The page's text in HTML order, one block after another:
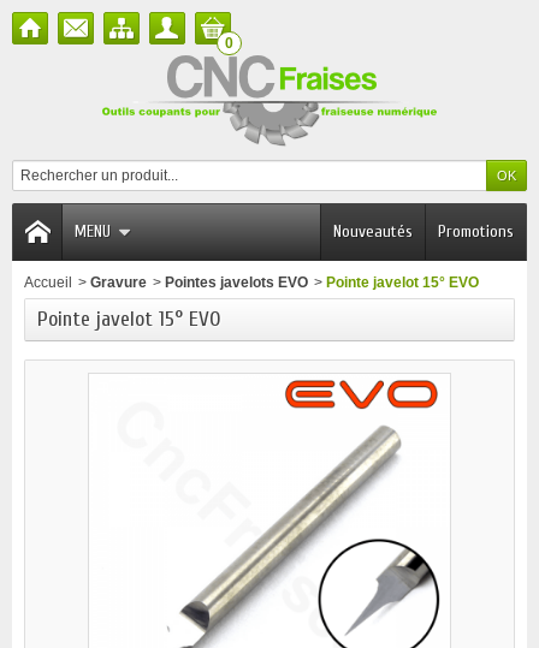
0
MENU Promotions
Nouveautés
Accueil > Gravure > Pointes javelots EVO > Pointe javelot 15° EVO
Pointe javelot 15° EVO